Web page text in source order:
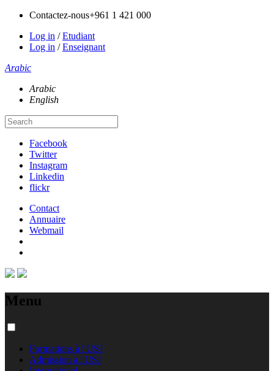
Contactez-nous+961 1 421 000
Log in /Etudiant
Log in /Enseignant
Arabic
Arabic
English
Facebook
Twitter
Instagram
Linkedin
flickr
Contact
Annuaire
Webmail
Menu
Formations à l'USJ
Admission à l'USJ